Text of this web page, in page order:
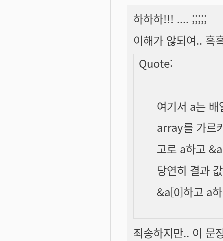
하하하!!! .... ;;;;;
이해가 않되여.. 흑
Quote:
여기서 a는 배
array를 가르
고로 a하고
당연히 결과
&a[0]하고 a
죄송하지만.. 이 문